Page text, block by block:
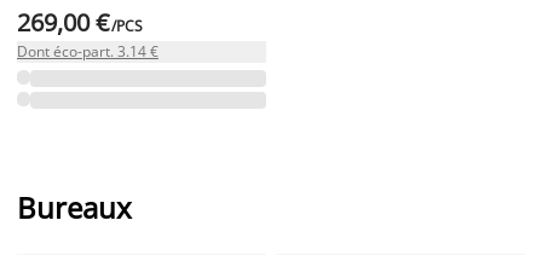
269,00 €/PCS
Dont éco-part. 3.14 €
Bureaux